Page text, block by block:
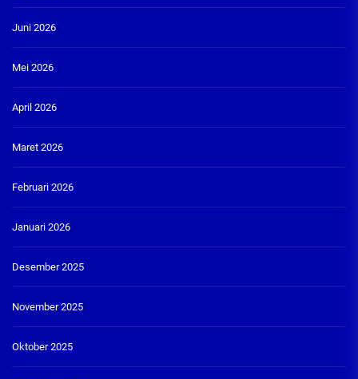
Juni 2026
Mei 2026
April 2026
Maret 2026
Februari 2026
Januari 2026
Desember 2025
November 2025
Oktober 2025